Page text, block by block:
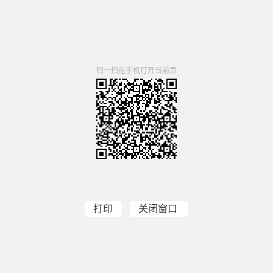
扫一扫在手机打开当前页
打印 关闭窗口